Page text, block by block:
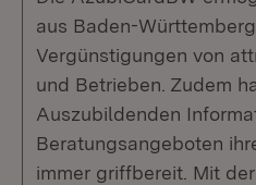
aus Baden-
Vergünstigungen von
und Betrieben. Zudem
Auszubildenden
Beratungsangeboten
immer griffbereit. Mit